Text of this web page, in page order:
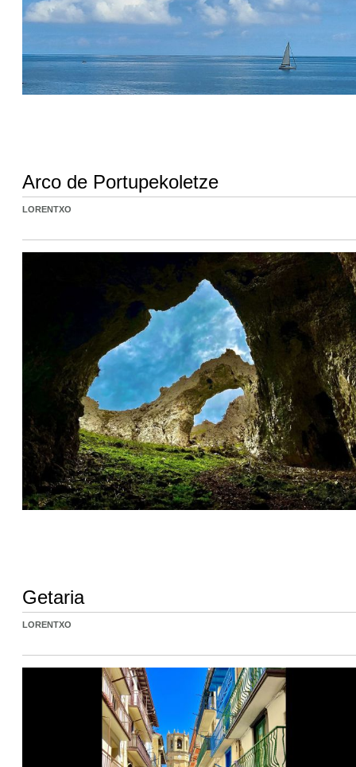
Arco de Portupekoletze
LORENTXO
Getaria
LORENTXO